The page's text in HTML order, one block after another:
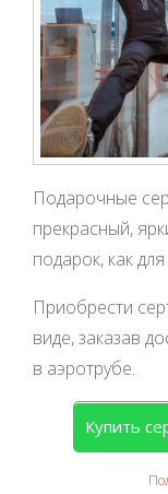
Подарочные
прекрасный,
подарок, как
Приобрести
виде, заказав
в аэротрубе.
Купить